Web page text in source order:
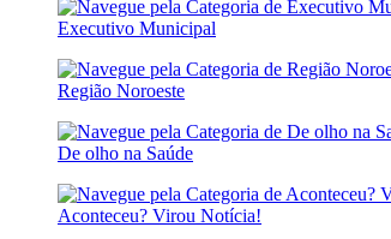
Executivo Municipal
Região Noroeste
De olho na Saúde
Aconteceu? Virou Notícia!